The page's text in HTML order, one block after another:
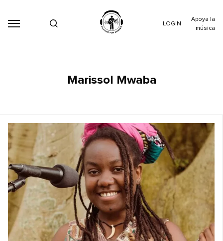
LOGIN
Apoya la
música
Marissol Mwaba